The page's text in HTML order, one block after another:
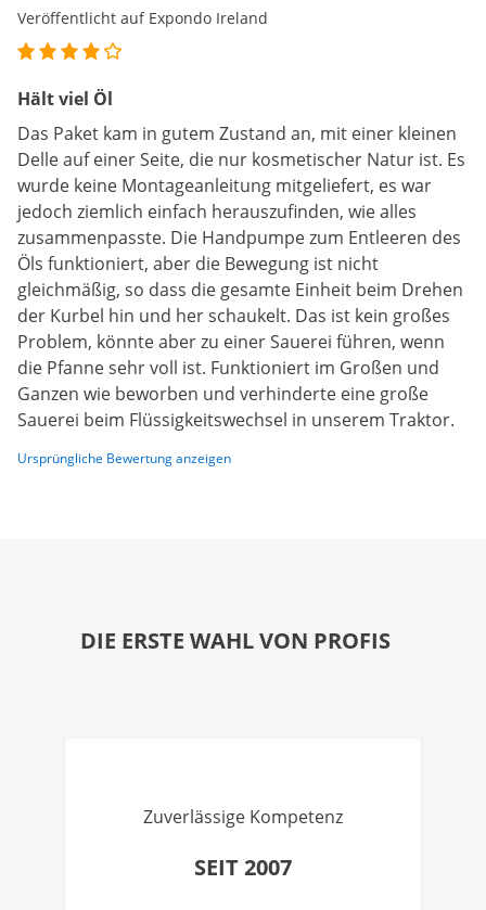
Veröffentlicht auf Expondo Ireland
Hält viel Öl
Das Paket kam in gutem Zustand an, mit einer kleinen
Delle auf einer Seite, die nur kosmetischer Natur ist. Es
wurde keine Montageanleitung mitgeliefert, es war
jedoch ziemlich einfach herauszufinden, wie alles
zusammenpasste. Die Handpumpe zum Entleeren des
Öls funktioniert, aber die Bewegung ist nicht
gleichmäßig, so dass die gesamte Einheit beim Drehen
der Kurbel hin und her schaukelt. Das ist kein großes
Problem, könnte aber zu einer Sauerei führen, wenn
die Pfanne sehr voll ist. Funktioniert im Großen und
Ganzen wie beworben und verhinderte eine große
Sauerei beim Flüssigkeitswechsel in unserem Traktor.
Ursprüngliche Bewertung anzeigen
DIE ERSTE WAHL VON PROFIS
Zuverlässige Kompetenz
SEIT 2007